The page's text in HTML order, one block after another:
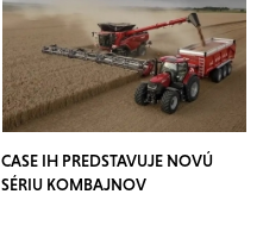
CASE IH PREDSTAVUJE NOVÚ
SÉRIU KOMBAJNOV